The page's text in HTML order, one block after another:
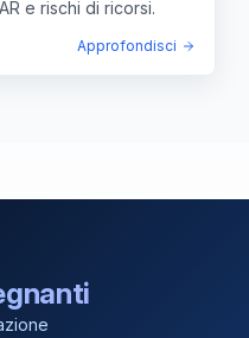
e rischi di ricorsi.
Approfondisci